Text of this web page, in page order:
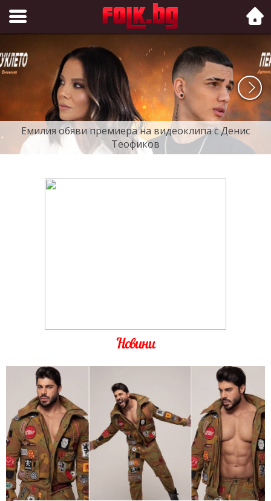
Folk.bg
Емилия обяви премиера на видеоклипа с Денис
Теофиков
Новини